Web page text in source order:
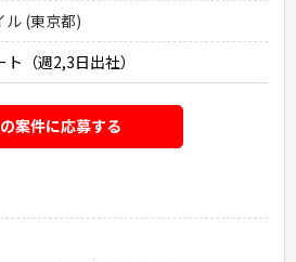
ル (東京都)
（週2,3日出社）
案件に応募する